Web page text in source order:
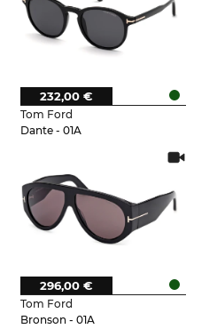
Tom Ford
Dante - 01A
232,00 €
Tom Ford
Bronson - 01A
296,00 €